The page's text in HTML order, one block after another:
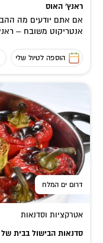
ראנץ’ האוס
אם אתם יודעים מה
אנטריקוט משובח –
הוספה לטיול שלי
דרום ים המלח
אטרקציות וסדנאות
סדנאות הבישול בבית של